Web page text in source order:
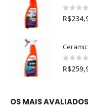
0out
R$
0out
R$
OS MAIS AVALIADOS